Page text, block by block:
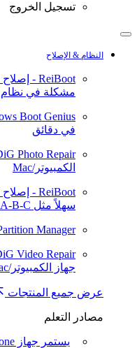
تسجيل الخروج
النظام & الإصلاح
ReiBoot - إصلاح نظام iOS
مشكلة في نظام iOS/iPadOS
Boot Genius
في دقائق
Photo Repair
الكمبيوتر/Mac
ReiBoot - إصلاح نظام Android
سهلاً مثل A-B-C
Manager
Video Repair
جهاز الكمبيوتر/Mac
عرض جميع المنتجات
مصادر التعلم